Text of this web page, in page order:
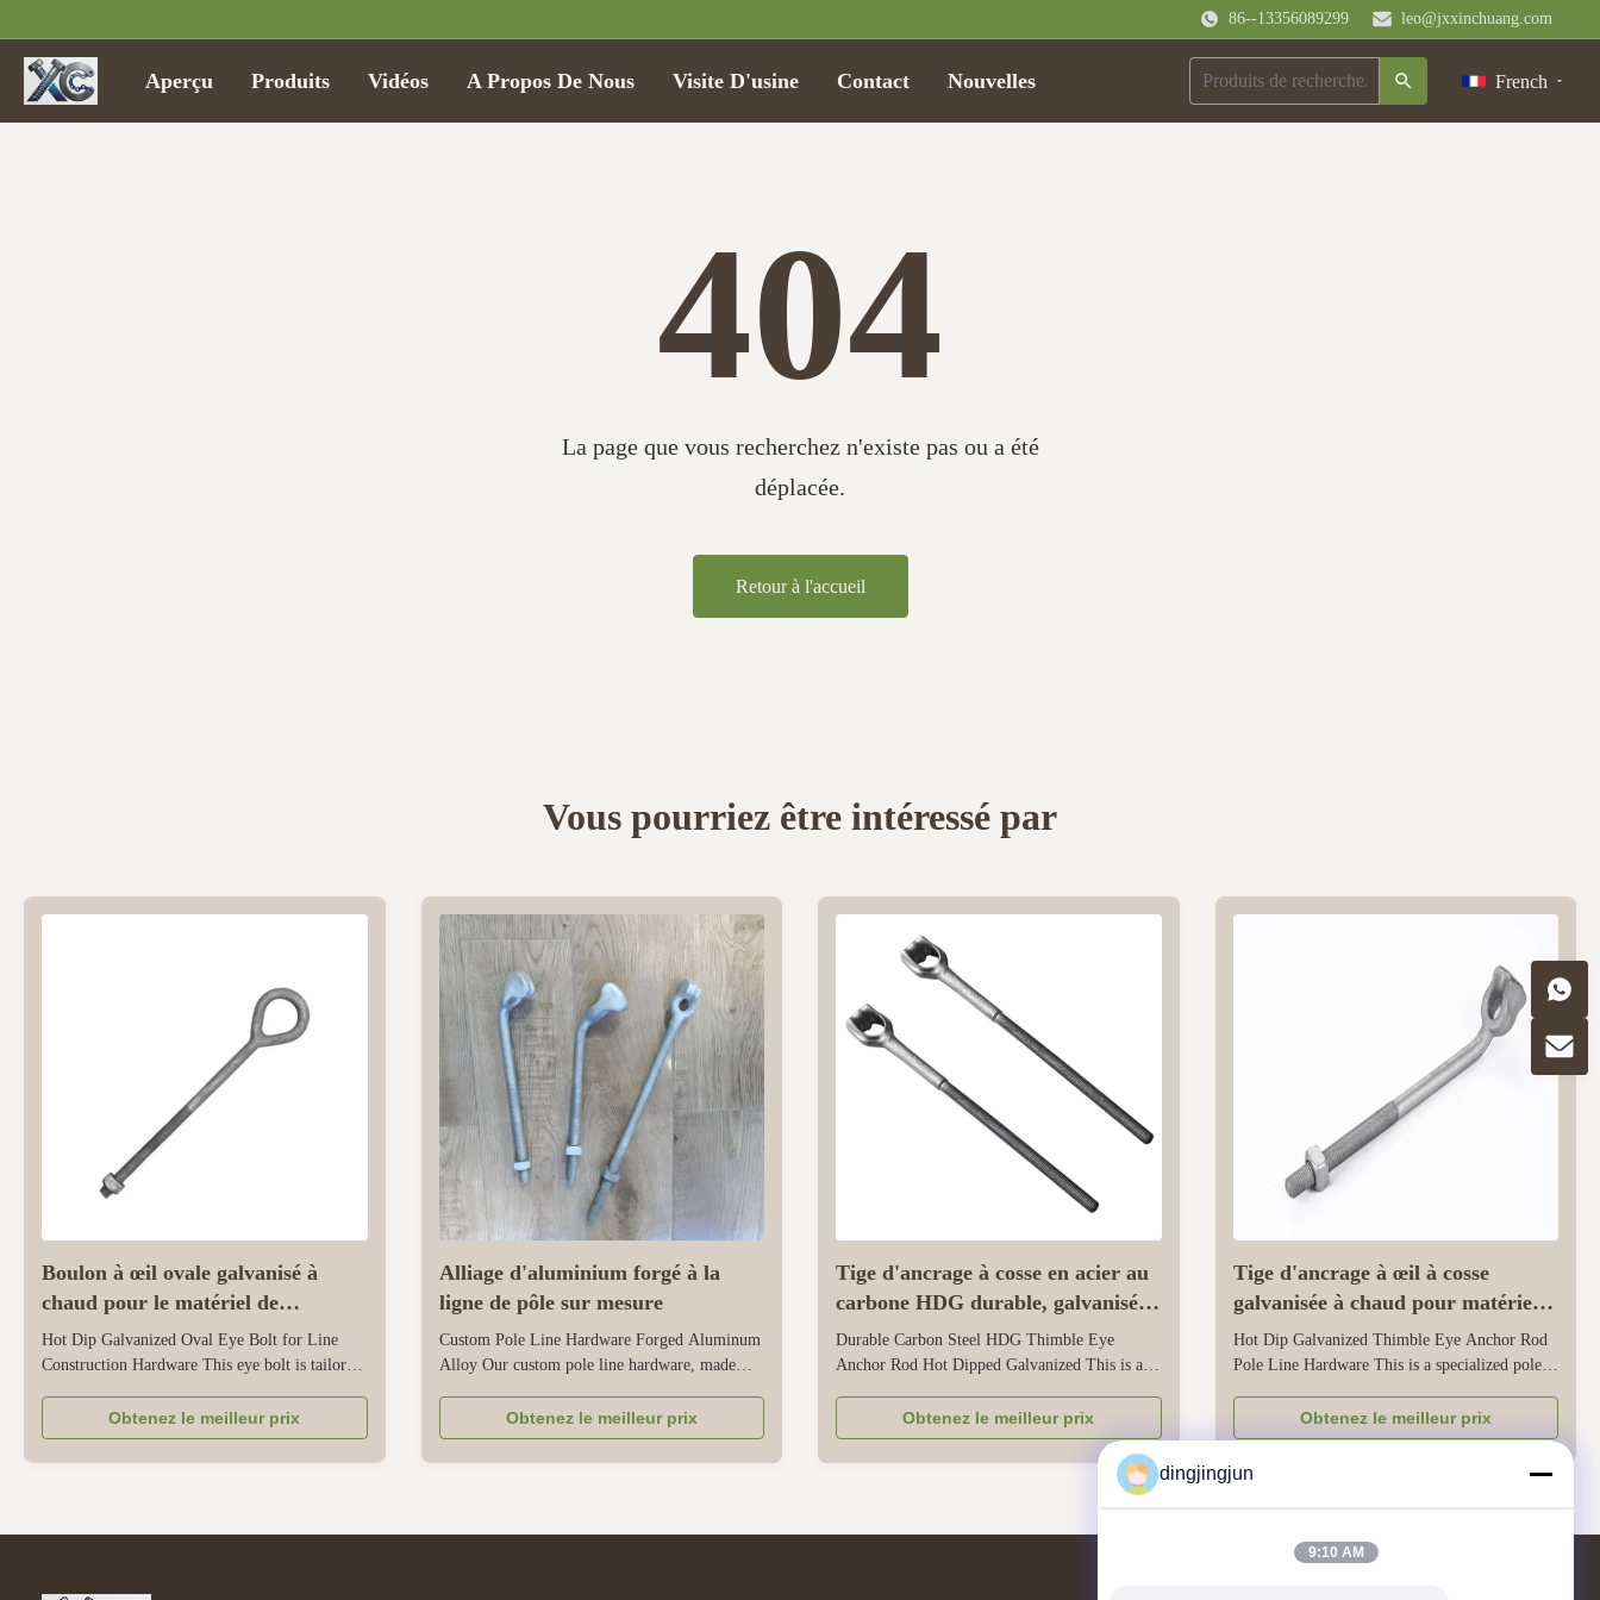
86--13356089299 leo@jxxinchuang.com
Aperçu Produits Vidéos A Propos De Nous Visite D'usine Contact Nouvelles French
404
La page que vous recherchez n'existe pas ou a été
déplacée.
Retour à l'accueil
Vous pourriez être intéressé par
Boulon à œil ovale galvanisé à
chaud pour le matériel de
construction de lignes
Hot Dip Galvanized Oval Eye Bolt for Line
Construction Hardware This eye bolt is tailored
and telecom line installation. Made from high-
strength carbon steel, it delivers reliable load-
bearing capacity to secure components like
Obtenez le meilleur prix
Alliage d'aluminium forgé à la
ligne de pôle sur mesure
Custom Pole Line Hardware Forged Aluminum
Alloy Our custom pole line hardware, made
engineered to meet the rigorous demands of
power transmission. The forged aluminum alloy
structure offers excellent load-bearing capacity
Obtenez le meilleur prix
Tige d'ancrage à cosse en acier au
carbone HDG durable, galvanisée
à chaud
Durable Carbon Steel HDG Thimble Eye
Anchor Rod Hot Dipped Galvanized This is a
and tension overhead power, communication,
and industrial lines in outdoor or harsh
environments. It is made of high-strength
Obtenez le meilleur prix
Tige d'ancrage à œil à cosse
galvanisée à chaud pour matériel
de poteau
Hot Dip Galvanized Thimble Eye Anchor Rod
Pole Line Hardware This is a specialized pole
overhead power and communication lines onto
power poles. Its hot-dip galvanized surface
Obtenez le meilleur prix
dingjingjun
9:10 AM